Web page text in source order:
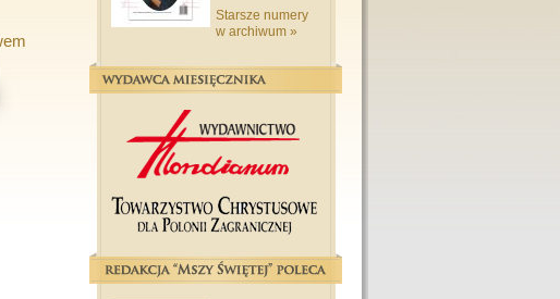
Starsze numery
w archiwum »